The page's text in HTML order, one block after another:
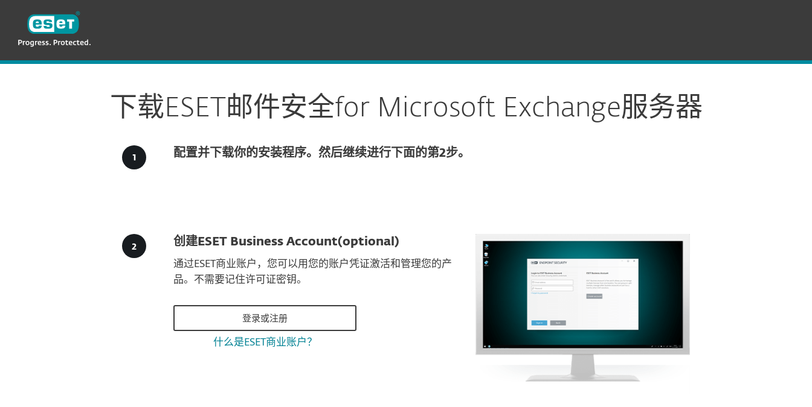
下载ESET邮件安全for Microsoft Exchange服务器
配置并下载你的安装程序。然后继续进行下面的第2步。
创建ESET Business Account(optional)
通过ESET商业账户，您可以用您的账户凭证激活和管理您的产
品。不需要记住许可证密钥。
登录或注册
什么是ESET商业账户？
CN—NewFor Business
ESET